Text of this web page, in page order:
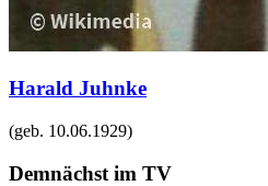
Harald Juhnke
(geb. 10.06.1929)
Demnächst im TV